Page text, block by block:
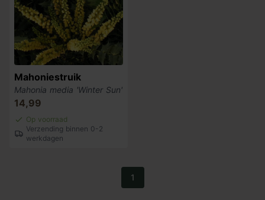
Mahoniestruik
Mahonia media 'Winter Sun'
14,99
Op voorraad
Verzending binnen 0-2
werkdagen
1